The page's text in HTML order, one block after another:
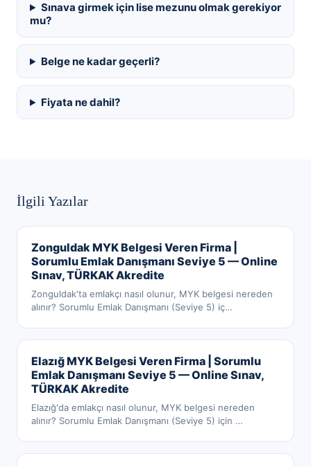
Sınava girmek için lise mezunu olmak gerekiyor
mu?
Belge ne kadar geçerli?
Fiyata ne dahil?
İlgili Yazılar
Zonguldak MYK Belgesi Veren Firma |
Sorumlu Emlak Danışmanı Seviye 5 — Online
Sınav, TÜRKAK Akredite
Zonguldak'ta emlakçı nasıl olunur, MYK belgesi nereden
alınır? Sorumlu Emlak Danışmanı (Seviye 5) iç…
Elazığ MYK Belgesi Veren Firma | Sorumlu
Emlak Danışmanı Seviye 5 — Online Sınav,
TÜRKAK Akredite
Elazığ'da emlakçı nasıl olunur, MYK belgesi nereden
alınır? Sorumlu Emlak Danışmanı (Seviye 5) için …